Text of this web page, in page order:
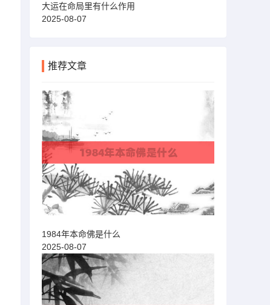
大运在命局里有什么作用
2025-08-07
推荐文章
1984年本命佛是什么
2025-08-07